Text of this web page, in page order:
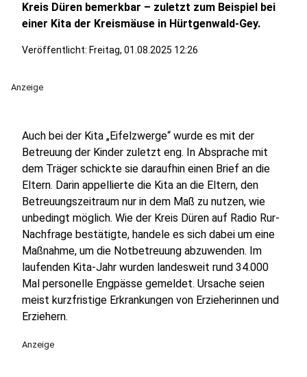
Kreis Düren bemerkbar – zuletzt zum Beispiel bei
einer Kita der Kreismäuse in Hürtgenwald-Gey.
Veröffentlicht: Freitag, 01.08.2025 12:26
Anzeige
Auch bei der Kita „Eifelzwerge“ wurde es mit der
Betreuung der Kinder zuletzt eng. In Absprache mit
dem Träger schickte sie daraufhin einen Brief an die
Eltern. Darin appellierte die Kita an die Eltern, den
Betreuungszeitraum nur in dem Maß zu nutzen, wie
unbedingt möglich. Wie der Kreis Düren auf Radio Rur-
Nachfrage bestätigte, handele es sich dabei um eine
Maßnahme, um die Notbetreuung abzuwenden. Im
laufenden Kita-Jahr wurden landesweit rund 34.000
Mal personelle Engpässe gemeldet. Ursache seien
meist kurzfristige Erkrankungen von Erzieherinnen und
Erziehern.
Anzeige